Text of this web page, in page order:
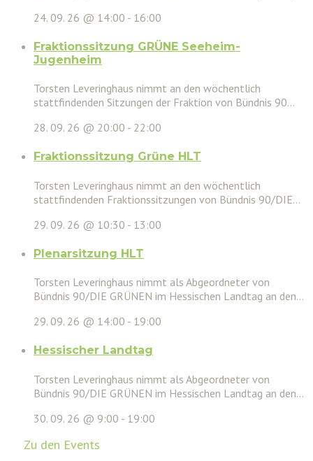
24. 09. 26 @ 14:00 - 16:00
Fraktionssitzung GRÜNE Seeheim-
Jugenheim
Torsten Leveringhaus nimmt an den wöchentlich
stattfindenden Sitzungen der Fraktion von Bündnis 90...
28. 09. 26 @ 20:00 - 22:00
Fraktionssitzung Grüne HLT
Torsten Leveringhaus nimmt an den wöchentlich
stattfindenden Fraktionssitzungen von Bündnis 90/DIE...
29. 09. 26 @ 10:30 - 13:00
Plenarsitzung HLT
Torsten Leveringhaus nimmt als Abgeordneter von
Bündnis 90/DIE GRÜNEN im Hessischen Landtag an den...
29. 09. 26 @ 14:00 - 19:00
Hessischer Landtag
Torsten Leveringhaus nimmt als Abgeordneter von
Bündnis 90/DIE GRÜNEN im Hessischen Landtag an den...
30. 09. 26 @ 9:00 - 19:00
Zu den Events